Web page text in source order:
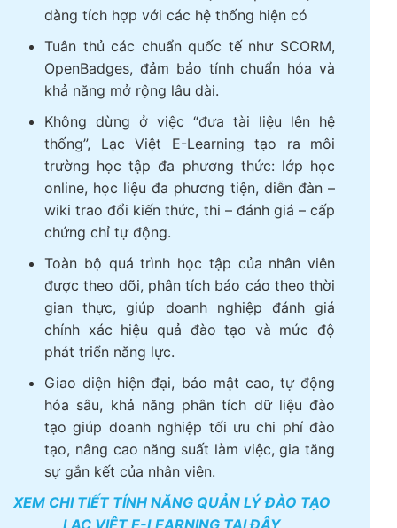
dàng tích hợp với các hệ thống hiện có
Tuân thủ các chuẩn quốc tế như SCORM,
OpenBadges, đảm bảo tính chuẩn hóa và
khả năng mở rộng lâu dài.
Không dừng ở việc “đưa tài liệu lên hệ
thống”, Lạc Việt E-Learning tạo ra môi
trường học tập đa phương thức: lớp học
online, học liệu đa phương tiện, diễn đàn –
wiki trao đổi kiến thức, thi – đánh giá – cấp
chứng chỉ tự động.
Toàn bộ quá trình học tập của nhân viên
được theo dõi, phân tích báo cáo theo thời
gian thực, giúp doanh nghiệp đánh giá
chính xác hiệu quả đào tạo và mức độ
phát triển năng lực.
Giao diện hiện đại, bảo mật cao, tự động
hóa sâu, khả năng phân tích dữ liệu đào
tạo giúp doanh nghiệp tối ưu chi phí đào
tạo, nâng cao năng suất làm việc, gia tăng
sự gắn kết của nhân viên.
XEM CHI TIẾT TÍNH NĂNG QUẢN LÝ ĐÀO TẠO
LẠC VIỆT E-LEARNING TẠI ĐÂY